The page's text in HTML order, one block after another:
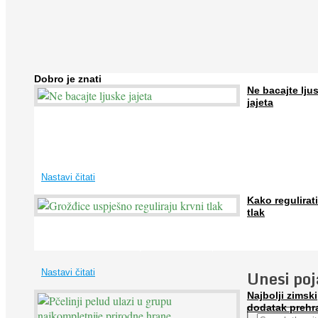
Dobro je znati
Ne bacajte
jajeta
Nastavi čitati
Kako
tlak
Nastavi čitati
Najbolji zimski
dodatak
Unesi